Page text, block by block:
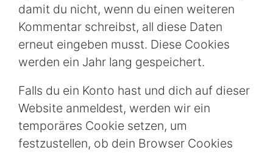
damit du nicht, wenn du einen weiteren
Kommentar schreibst, all diese Daten
erneut eingeben musst. Diese Cookies
werden ein Jahr lang gespeichert.
Falls du ein Konto hast und dich auf dieser
Website anmeldest, werden wir ein
temporäres Cookie setzen, um
festzustellen, ob dein Browser Cookies